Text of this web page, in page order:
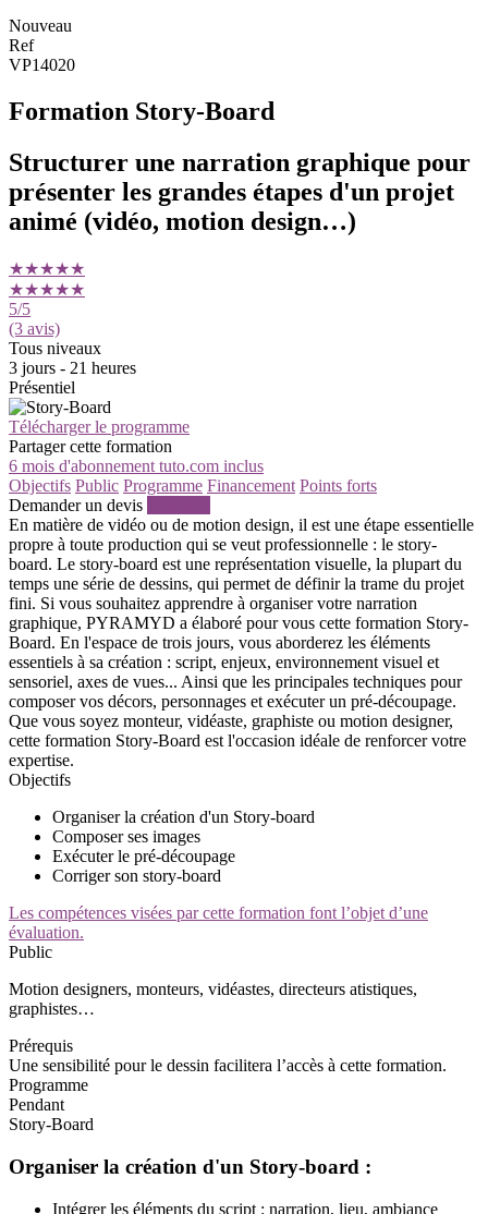
Nouveau
Ref
VP14020
Formation Story-Board
Structurer une narration graphique pour
présenter les grandes étapes d'un projet
animé (vidéo, motion design…)
★★★★★
★★★★★
5/5
(3 avis)
Tous niveaux
3 jours - 21 heures
Présentiel
Télécharger le programme
Partager cette formation
6 mois d'abonnement tuto.com inclus
Objectifs Public Programme Financement Points forts
Demander un devis
En matière de vidéo ou de motion design, il est une étape essentielle
propre à toute production qui se veut professionnelle : le story-
board. Le story-board est une représentation visuelle, la plupart du
temps une série de dessins, qui permet de définir la trame du projet
fini. Si vous souhaitez apprendre à organiser votre narration
graphique, PYRAMYD a élaboré pour vous cette formation Story-
Board. En l'espace de trois jours, vous aborderez les éléments
essentiels à sa création : script, enjeux, environnement visuel et
sensoriel, axes de vues... Ainsi que les principales techniques pour
composer vos décors, personnages et exécuter un pré-découpage.
Que vous soyez monteur, vidéaste, graphiste ou motion designer,
cette formation Story-Board est l'occasion idéale de renforcer votre
expertise.
Objectifs
Organiser la création d'un Story-board
Composer ses images
Exécuter le pré-découpage
Corriger son story-board
Les compétences visées par cette formation font l’objet d’une
évaluation.
Public
Motion designers, monteurs, vidéastes, directeurs atistiques,
graphistes…
Prérequis
Une sensibilité pour le dessin facilitera l’accès à cette formation.
Programme
Pendant
Story-Board
Organiser la création d'un Story-board :
Intégrer les éléments du script : narration, lieu, ambiance